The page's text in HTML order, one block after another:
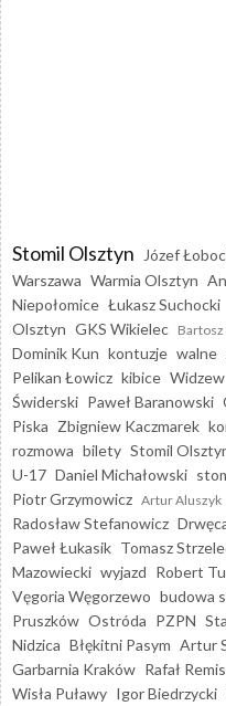
Stomil Olsztyn Józef
Warszawa Warmia Olsztyn
Niepołomice Łukasz Suchocki
Olsztyn GKS Wikielec
Dominik Kun kontuzje walne
Pelikan Łowicz kibice
Świderski Paweł Baranowski
Piska Zbigniew Kaczmarek
rozmowa bilety Stomil
U-17 Daniel Michałowski
Piotr Grzymowicz Artur Aluszyk
Radosław Stefanowicz
Paweł Łukasik Tomasz
Mazowiecki wyjazd Robert
Vęgoria Węgorzewo budowa
Pruszków Ostróda PZPN
Nidzica Błękitni Pasym Artur
Garbarnia Kraków Rafał
Wisła Puławy Igor Biedrzycki